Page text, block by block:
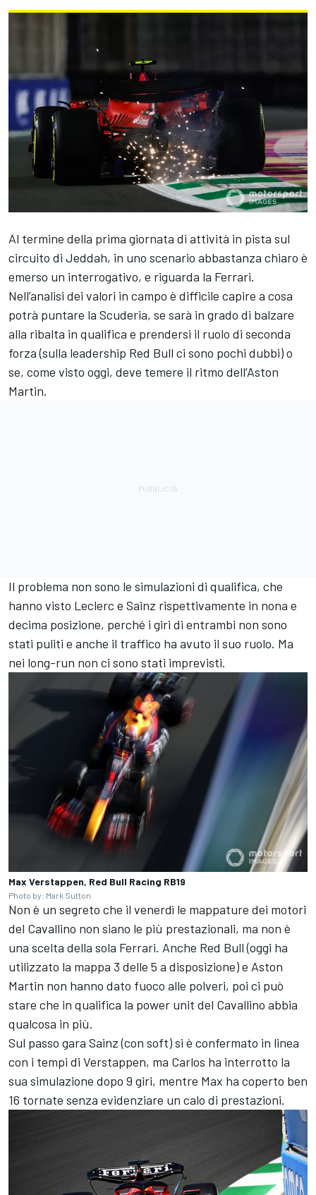
Al termine della prima giornata di attività in pista sul
circuito di Jeddah, in uno scenario abbastanza chiaro è
emerso un interrogativo, e riguarda la Ferrari.
Nell’analisi dei valori in campo è difficile capire a cosa
potrà puntare la Scuderia, se sarà in grado di balzare
alla ribalta in qualifica e prendersi il ruolo di seconda
forza (sulla leadership Red Bull ci sono pochi dubbi) o
se, come visto oggi, deve temere il ritmo dell’Aston
Martin.
Il problema non sono le simulazioni di qualifica, che
hanno visto Leclerc e Sainz rispettivamente in nona e
decima posizione, perché i giri di entrambi non sono
stati puliti e anche il traffico ha avuto il suo ruolo. Ma
nei long-run non ci sono stati imprevisti.
Max Verstappen, Red Bull Racing RB19
Photo by: Mark Sutton
Non è un segreto che il venerdì le mappature dei motori
del Cavallino non siano le più prestazionali, ma non è
una scelta della sola Ferrari. Anche Red Bull (oggi ha
utilizzato la mappa 3 delle 5 a disposizione) e Aston
Martin non hanno dato fuoco alle polveri, poi ci può
stare che in qualifica la power unit del Cavallino abbia
qualcosa in più.
Sul passo gara Sainz (con soft) si è confermato in linea
con i tempi di Verstappen, ma Carlos ha interrotto la
sua simulazione dopo 9 giri, mentre Max ha coperto ben
16 tornate senza evidenziare un calo di prestazioni.